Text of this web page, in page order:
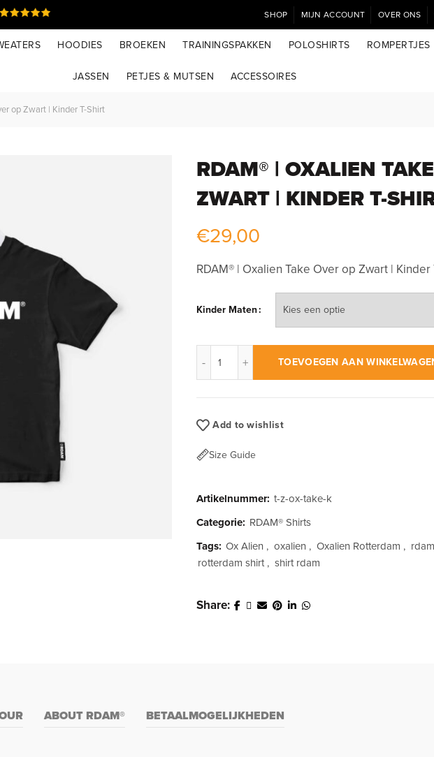
SHOP MIJN ACCOUNT OVER ONS
HOODIES BROEKEN TRAININGSPAKKEN POLOSHIRTS ROMPERTJES
JASSEN PETJES & MUTSEN ACCESSOIRES
op Zwart | Kinder T-Shirt
RDAM® | OXALIEN
ZWART | KINDER T-
€29,00
RDAM® | Oxalien Take Over op Zwart | Kinder
Kinder Maten
TOEVOEGEN AAN
Add to wishlist
Size Guide
Artikelnummer: t-z-ox-take-k
Categorie: RDAM® Shirts
Tags: Ox Alien , oxalien , Oxalien Rotterdam ,
rotterdam shirt , shirt rdam
Share
ABOUT RDAM® BETAALMOGELIJKHEDEN